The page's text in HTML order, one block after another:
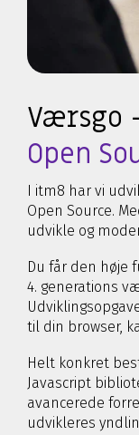
Værsgo
Open
I itm8 har vi
Open Source.
udvikle og
Du får den høje
4. generations
til din browser,
Helt konkret
Javascript
avancerede
udvikleres